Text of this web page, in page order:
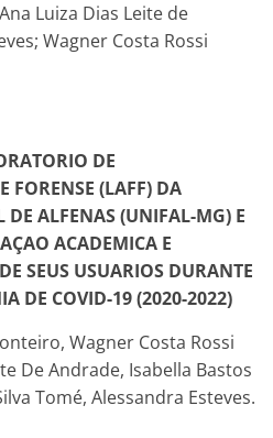
Luiza Dias Leite de
Wagner Costa Rossi
DE
FORENSE (LAFF) DA
DE ALFENAS (UNIFAL-MG) E
ACADEMICA E
SEUS USUARIOS DURANTE
DE COVID-19 (2020-2022)
Wagner Costa Rossi
De Andrade, Isabella Bastos
Tomé, Alessandra Esteves.